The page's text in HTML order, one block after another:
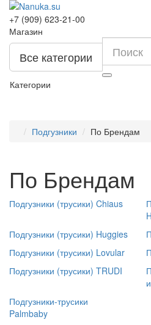
+7 (909) 623-21-00
Магазин
Все категории
Категории
Подгузники По Брендам
По Брендам
Подгузники (трусики) Chiaus
Подгузники (трусики) Huggies
Подгузники (трусики) Lovular
Подгузники (трусики) TRUDI
Подгузники-трусики
Palmbaby